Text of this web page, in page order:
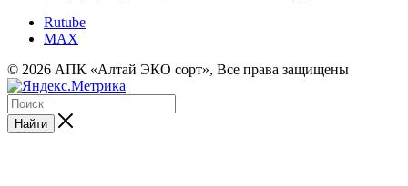
Rutube
MAX
© 2026 АПК «Алтай ЭКО сорт», Все права защищены
Найти